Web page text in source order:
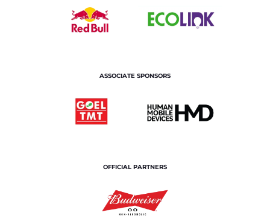
ASSOCIATE SPONSORS
OFFICIAL PARTNERS